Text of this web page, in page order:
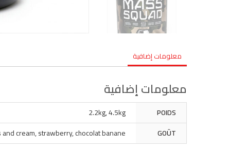
معلومات إضافية
معلومات إضافية
POIDS
2.2kg, 4.5kg
GOÛT
cream, strawberry, chocolat banane